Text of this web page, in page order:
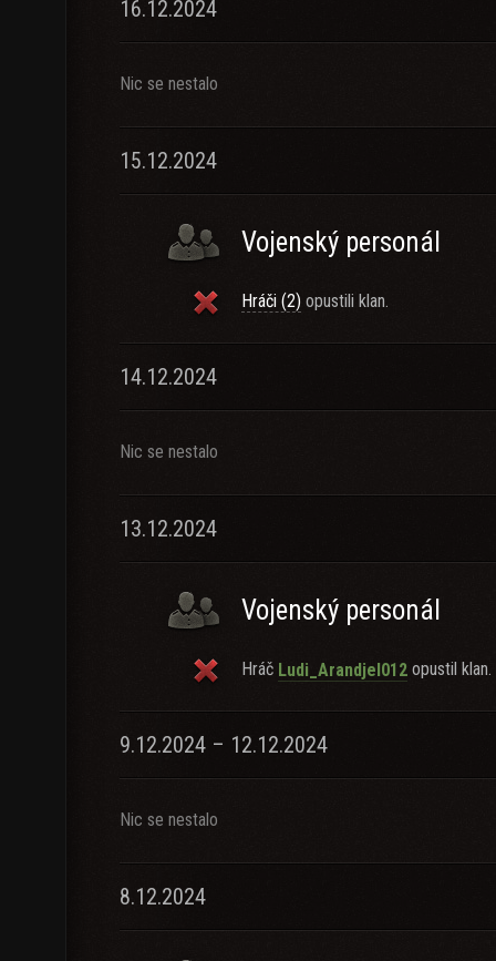
16.12.2024
Nic se nestalo
15.12.2024
Vojenský personál
Hráči (2) opustili klan.
14.12.2024
Nic se nestalo
13.12.2024
Vojenský personál
Hráč Ludi_Arandjel012 opustil klan.
9.12.2024 – 12.12.2024
Nic se nestalo
8.12.2024